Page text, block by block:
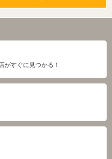
がすぐに見つかる！